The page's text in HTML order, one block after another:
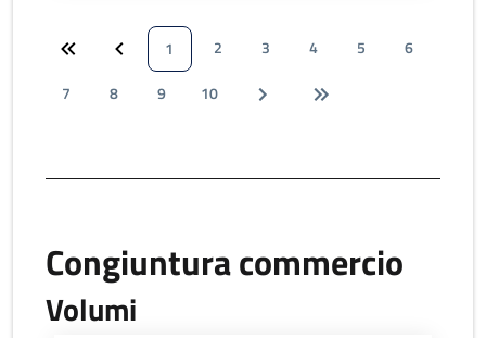
1 2 3 4 5
6
7
8 9 10
Congiuntura commercio
Volumi